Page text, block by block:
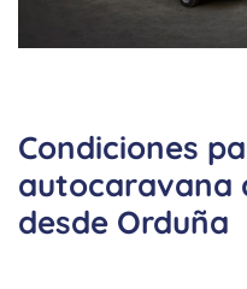
Condiciones
autocaravana
desde Orduña